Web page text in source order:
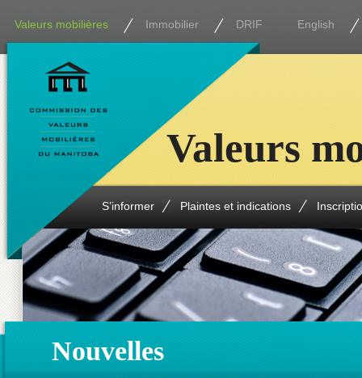
Valeurs mobilières Immobilier DRIF English
S’informer Plaintes et indications
Valeurs
Nouvelles